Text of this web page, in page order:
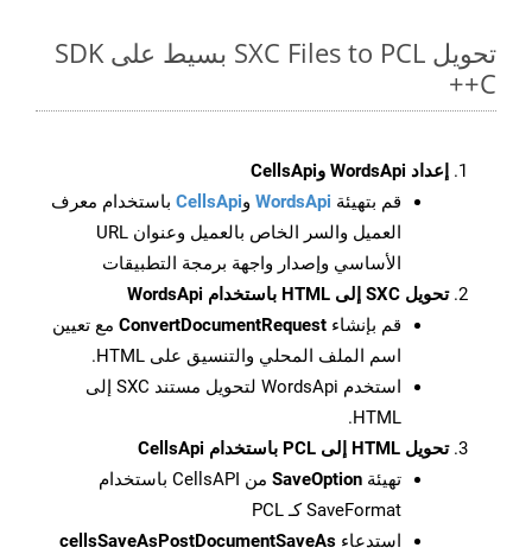
تحويل SXC Files to PCL بسيط على SDK
C++
إعداد WordsApi وCellsApi
قم بتهيئة WordsApi وCellsApi باستخدام معرف
العميل والسر الخاص بالعميل وعنوان URL
الأساسي وإصدار واجهة برمجة التطبيقات
تحويل SXC إلى HTML باستخدام WordsApi
قم بإنشاء ConvertDocumentRequest مع تعيين
اسم الملف المحلي والتنسيق على HTML.
استخدم WordsApi لتحويل مستند SXC إلى
HTML.
تحويل HTML إلى PCL باستخدام CellsApi
تهيئة SaveOption
من CellsAPI باستخدام
SaveFormat كـ PCL
استدعاء cellsSaveAsPostDocumentSaveAs